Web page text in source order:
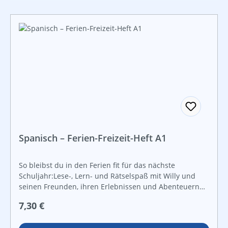
von Teil-A-Aufgaben hilft dir, deine mathematischen
Spanisch – Ferien-Freizeit-Heft A1
So bleibst du in den Ferien fit für das nächste
Schuljahr:Lese-, Lern- und Rätselspaß mit Willy und
seinen Freunden, ihren Erlebnissen und Abenteuern
Sprachurlaubs im Sommer. Lerne eine Gruppe junger
Regulärer Preis:
7,30 €